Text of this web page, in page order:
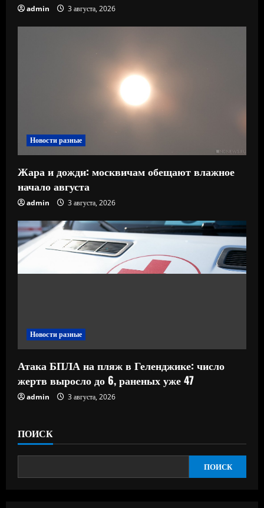
admin 3 августа, 2026
Новости разные
Жара и дожди: москвичам обещают влажное
начало августа
admin 3 августа, 2026
Новости разные
Атака БПЛА на пляж в Геленджике: число
жертв выросло до 6, раненых уже 47
admin 3 августа, 2026
ПОИСК
ПОИСК